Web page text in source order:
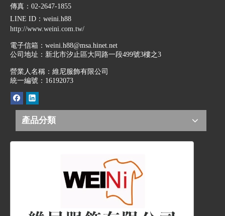
傳真：02-2647-1855
LINE ID ：weini.h88
http://www.weini.com.tw/
電子信箱： weini.h88@msa.hinet.net
公司地址： 新北市汐止區大同路一段499號3樓之3
營業人名稱：維尼服飾有限公司
統一編號：16192073
產品分類